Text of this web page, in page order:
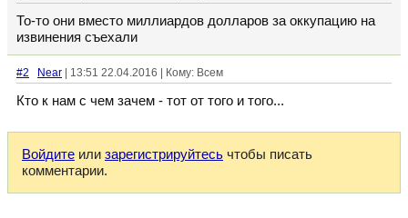
То-то они вместо миллиардов долларов за оккупацию на
извинения съехали
#2 Near | 13:51 22.04.2016 | Кому: Всем
Кто к нам с чем зачем - тот от того и того...
Войдите или зарегистрируйтесь чтобы писать
комментарии.